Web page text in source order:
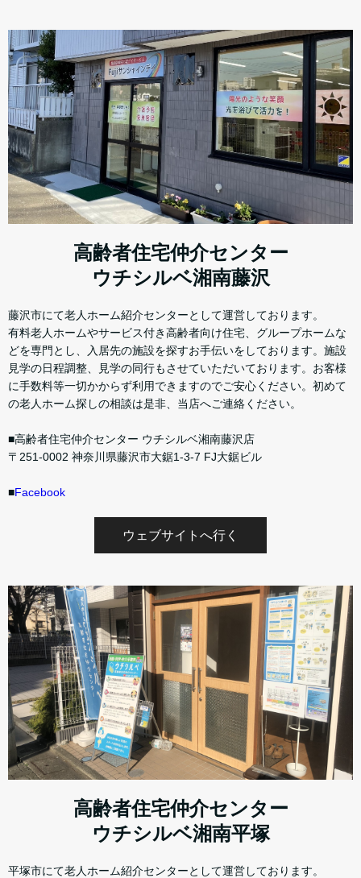
高齢者住宅仲介センター
ウチシルベ湘南藤沢
藤沢市にて老人ホーム紹介センターとして運営しております。
有料老人ホームやサービス付き高齢者向け住宅、グループホームな
どを専門とし、入居先の施設を探すお手伝いをしております。施設
見学の日程調整、見学の同行もさせていただいております。お客様
に手数料等一切かからず利用できますのでご安心ください。初めて
の老人ホーム探しの相談は是非、当店へご連絡ください。
■高齢者住宅仲介センター ウチシルベ湘南藤沢店
〒251-0002 神奈川県藤沢市大鋸1-3-7 FJ大鋸ビル
■Facebook
ウェブサイトへ行く
高齢者住宅仲介センター
ウチシルベ湘南平塚
平塚市にて老人ホーム紹介センターとして運営しております。